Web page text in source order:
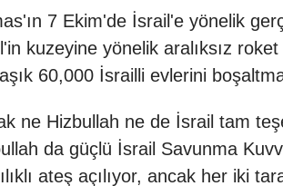
7 Ekim'de İsrail'e yönelik
kuzeyine yönelik aralıksız
60,000 İsrailli evlerini
ne Hizbullah ne de İsrail tam
da güçlü İsrail Savunma
ateş açılıyor, ancak her iki